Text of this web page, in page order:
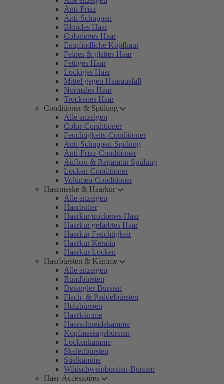
Anti-Frizz
Anti-Schuppen
Blondes Haar
Coloriertes Haar
Empfindliche Kopfhaut
Feines & glattes Haar
Fettiges Haar
Lockiges Haar
Mittel gegen Haarausfall
Normales Haar
Trockenes Haar
Conditioner & Spülung
Alle anzeigen
Color-Conditioner
Feuchtigkeits-Conditioner
Anti-Schuppen-Spülung
Anti-Frizz-Conditioner
Aufbau & Reparatur Spülung
Locken-Conditioner
Volumen-Conditioner
Haarmaske & Haarkur
Alle anzeigen
Haarbutter
Haarkur trockenes Haar
Haarkur gefärbtes Haar
Haarkur Feuchtigkeit
Haarkur Keratin
Haarkur Locken
Haarbürsten & Kämme
Alle anzeigen
Rundbürsten
Detangler-Bürsten
Flach- & Paddelbürsten
Holzbürsten
Haarkämme
Haarschneidekämme
Kopfmassagebürsten
Lockenkämme
Skelettbürsten
Stielkämme
Wildschweinborsten-Bürsten
Haar-Accessoires